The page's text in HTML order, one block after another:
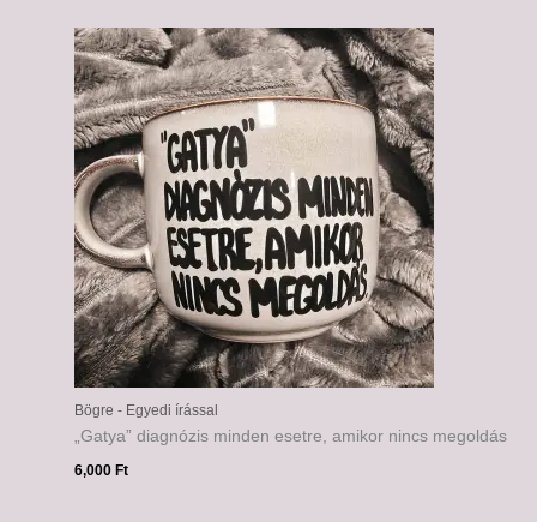
Bögre - Egyedi írással
„Gatya” diagnózis minden esetre, amikor nincs megoldás
6,000Ft